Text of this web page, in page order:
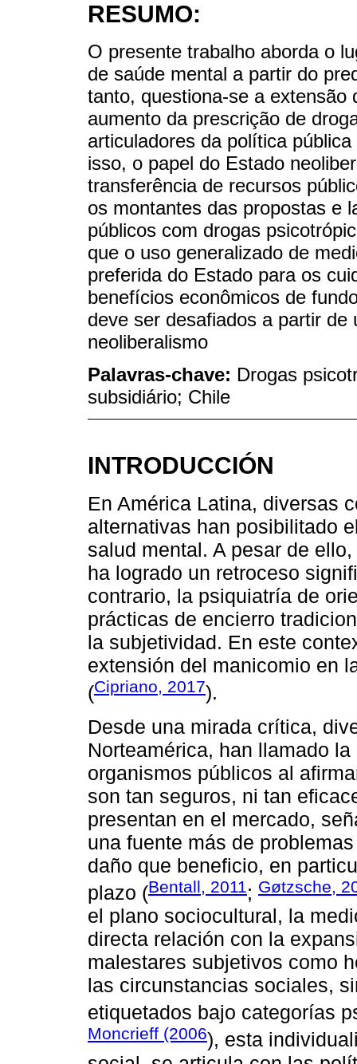
RESUMO:
O presente trabalho aborda o
de saúde mental a partir do
tanto, questiona-se a extensão
aumento da prescrição de
articuladores da política
isso, o papel do Estado
transferência de recursos
os montantes das propostas e
públicos com drogas
que o uso generalizado de
preferida do Estado para os
benefícios econômicos de
deve ser desafiados a partir
neoliberalismo
Palavras-chave: Drogas
subsidiário; Chile
INTRODUCCIÓN
En América Latina, diversas
alternativas han posibilitado
salud mental. A pesar de
ha logrado un retroceso
contrario, la psiquiatría de
prácticas de encierro
la subjetividad. En este
extensión del manicomio en
(Cipriano, 2017).
Desde una mirada crítica,
Norteamérica, han llamado
organismos públicos al
son tan seguros, ni tan
presentan en el mercado,
una fuente más de
daño que beneficio, en
plazo (Bentall, 2011; Gøtzsche,
el plano sociocultural, la
directa relación con la
malestares subjetivos como
las circunstancias sociales,
etiquetados bajo categorías
Moncrieff (2006), esta